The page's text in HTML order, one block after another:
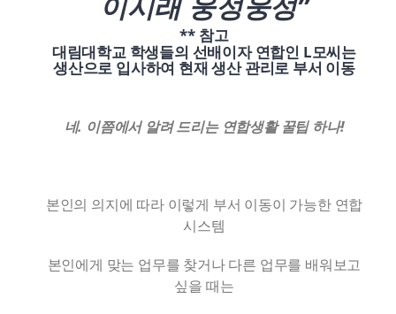
** 참고
대림대학교 학생들의 선배이자 연합인 L모씨는
생산으로 입사하여 현재 생산 관리로 부서 이동
네. 이쯤에서 알려 드리는 연합생활 꿀팁 하나!
본인의 의지에 따라 이렇게 부서 이동이 가능한 연합
시스템
본인에게 맞는 업무를 찾거나 다른 업무를 배워보고
싶을 때는